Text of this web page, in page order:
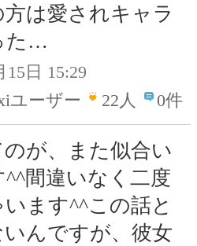
は愛されキャラ
た…
15日 15:29
ユーザー
22人 0件
が、また似合い
間違いなく二度
います^^この話と
んですが、彼女